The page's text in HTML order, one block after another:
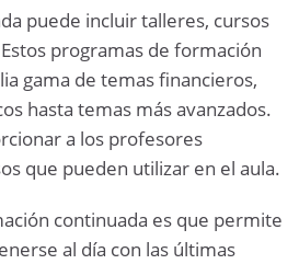
puede incluir talleres, cursos
programas de formación
gama de temas financieros,
hasta temas más avanzados.
a los profesores
que pueden utilizar en el aula.
continuada es que permite
al día con las últimas